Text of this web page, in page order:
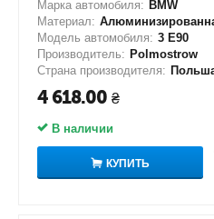
Марка автомобиля: BMW
Материал:
Модель автомобиля: 3 E90
Производитель: Polmostrow
Страна производителя:
4 618.00 ₴
В наличии
КУПИТЬ